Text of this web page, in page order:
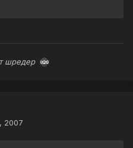
шредер
2007